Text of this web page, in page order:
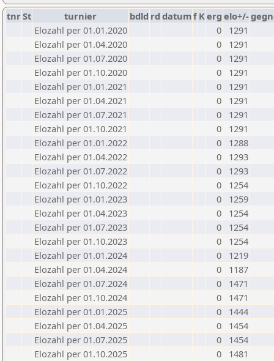
tnrSt turnier bdld rd datumf Kerg elo+/-
Elozahl per 01.01.2020
0
1291
Elozahl per 01.04.2020
0
1291
Elozahl per 01.07.2020
0
1291
Elozahl per 01.10.2020
0
1291
Elozahl per 01.01.2021
0
1291
Elozahl per 01.04.2021
0
1291
Elozahl per 01.07.2021
0
1291
Elozahl per 01.10.2021
0
1291
Elozahl per 01.01.2022
0
1288
Elozahl per 01.04.2022
0
1293
Elozahl per 01.07.2022
0
1293
Elozahl per 01.10.2022
0
1254
Elozahl per 01.01.2023
0
1259
Elozahl per 01.04.2023
0
1254
Elozahl per 01.07.2023
0
1254
Elozahl per 01.10.2023
0
1254
Elozahl per 01.01.2024
0
1219
Elozahl per 01.04.2024
0
1187
Elozahl per 01.07.2024
0
1471
Elozahl per 01.10.2024
0
1471
Elozahl per 01.01.2025
0
1444
Elozahl per 01.04.2025
0
1454
Elozahl per 01.07.2025
0
1454
Elozahl per 01.10.2025
0
1481